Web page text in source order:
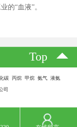
的“血液”。
Top
碳 丙烷 甲烷 氨气 液氨
司